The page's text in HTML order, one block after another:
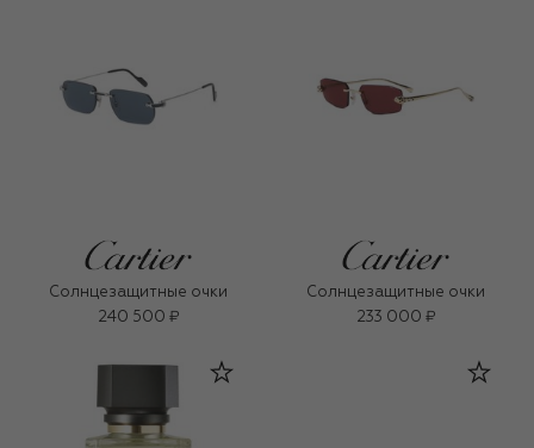
Солнцезащитные очки
240 500 ₽
Солнцезащитные очки
233 000 ₽